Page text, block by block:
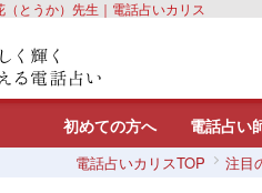
とうか）先生｜電話占いカリス
初めての方へ 電話占い
電話占いカリスTOP 注目